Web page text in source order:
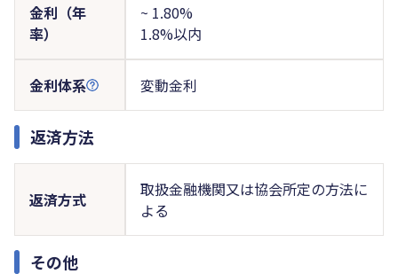
金利（年
率）
~ 1.80%
1.8%以内
金利体系 変動金利
返済方法
返済方式
取扱金融機関又は協会所定の方法に
よる
その他